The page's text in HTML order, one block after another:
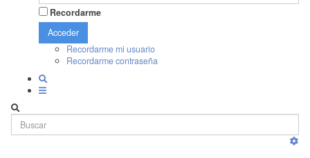
Recordarme
Acceder
Recordarme mi usuario
Recordarme contraseña